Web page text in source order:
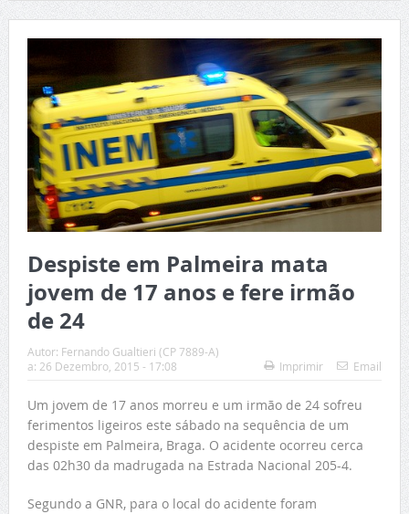
Despiste em Palmeira mata
jovem de 17 anos e fere irmão
de 24
Autor: Fernando Gualtieri (CP 7889-A)
a: 26 Dezembro, 2015 - 17:08 Imprimir Email
Um jovem de 17 anos morreu e um irmão de 24 sofreu
ferimentos ligeiros este sábado na sequência de um
despiste em Palmeira, Braga. O acidente ocorreu cerca
das 02h30 da madrugada na Estrada Nacional 205-4.
Segundo a GNR, para o local do acidente foram